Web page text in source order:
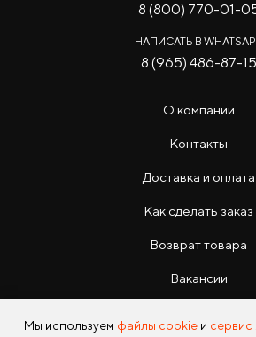
8 (800) 770-01-
НАПИСАТЬ В
8 (965) 486-87-15
О компании
Контакты
Доставка и оплата
Как сделать заказ
Возврат товара
Вакансии
Мы используем файлы cookieи сервис